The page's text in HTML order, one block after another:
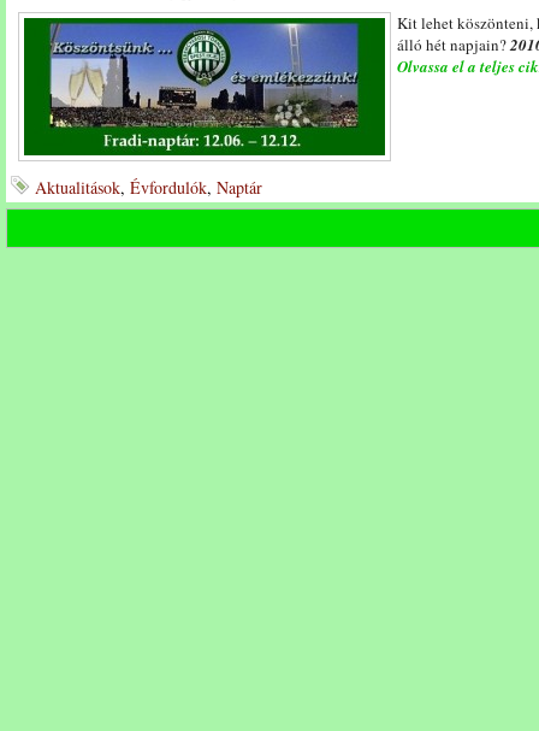
Kit lehet köszönteni,
álló hét napjain?
Olvassa el a teljes
Aktualitások, Évfordulók, Naptár